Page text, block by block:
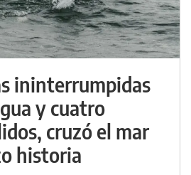
ininterrumpidas
y cuatro
cruzó el mar
historia